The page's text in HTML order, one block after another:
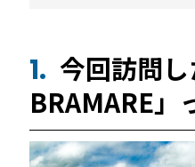
1. 今回訪問
BRAMARE」
続きを読む